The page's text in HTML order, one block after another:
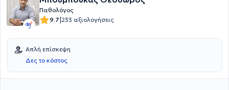
Παθολόγος
9.7|233 αξιολογήσεις
Απλή επίσκεψη
Δες το κόστος